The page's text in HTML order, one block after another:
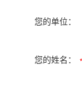
您的单位：
您的姓名：